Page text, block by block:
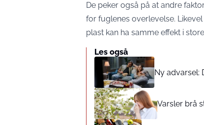
De peker også på at andre
for fuglenes overlevelse.
plast kan ha samme effekt i
Les også
Ny advarsel:
Varsler brå